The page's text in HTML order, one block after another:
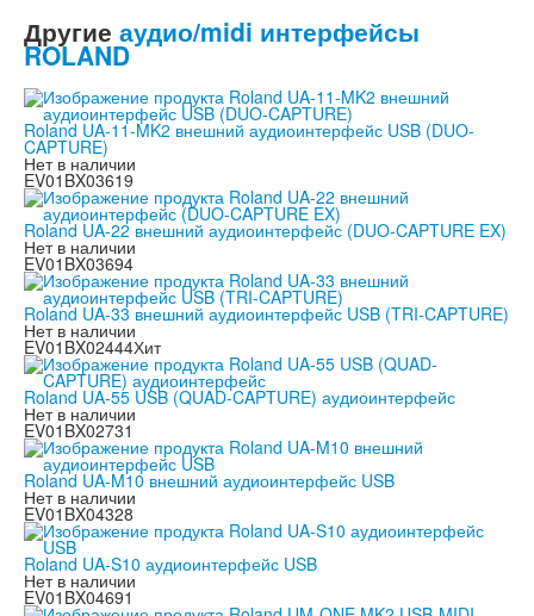
Другие аудио/midi интерфейсы
ROLAND
Roland UA-11-MK2 внешний аудиоинтерфейс USB (DUO-
CAPTURE)
Нет в наличии
EV01BX03619
Roland UA-22 внешний аудиоинтерфейс (DUO-CAPTURE EX)
Нет в наличии
EV01BX03694
Roland UA-33 внешний аудиоинтерфейс USB (TRI-CAPTURE)
Нет в наличии
EV01BX02444Хит
Roland UA-55 USB (QUAD-CAPTURE) аудиоинтерфейс
Нет в наличии
EV01BX02731
Roland UA-M10 внешний аудиоинтерфейс USB
Нет в наличии
EV01BX04328
Roland UA-S10 аудиоинтерфейс USB
Нет в наличии
EV01BX04691